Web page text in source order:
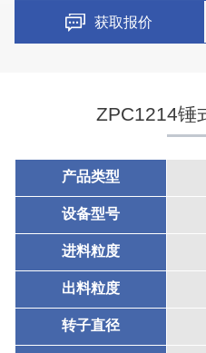
获取报价
ZPC1214锤
产品类型
设备型号
进料粒度
出料粒度
转子直径